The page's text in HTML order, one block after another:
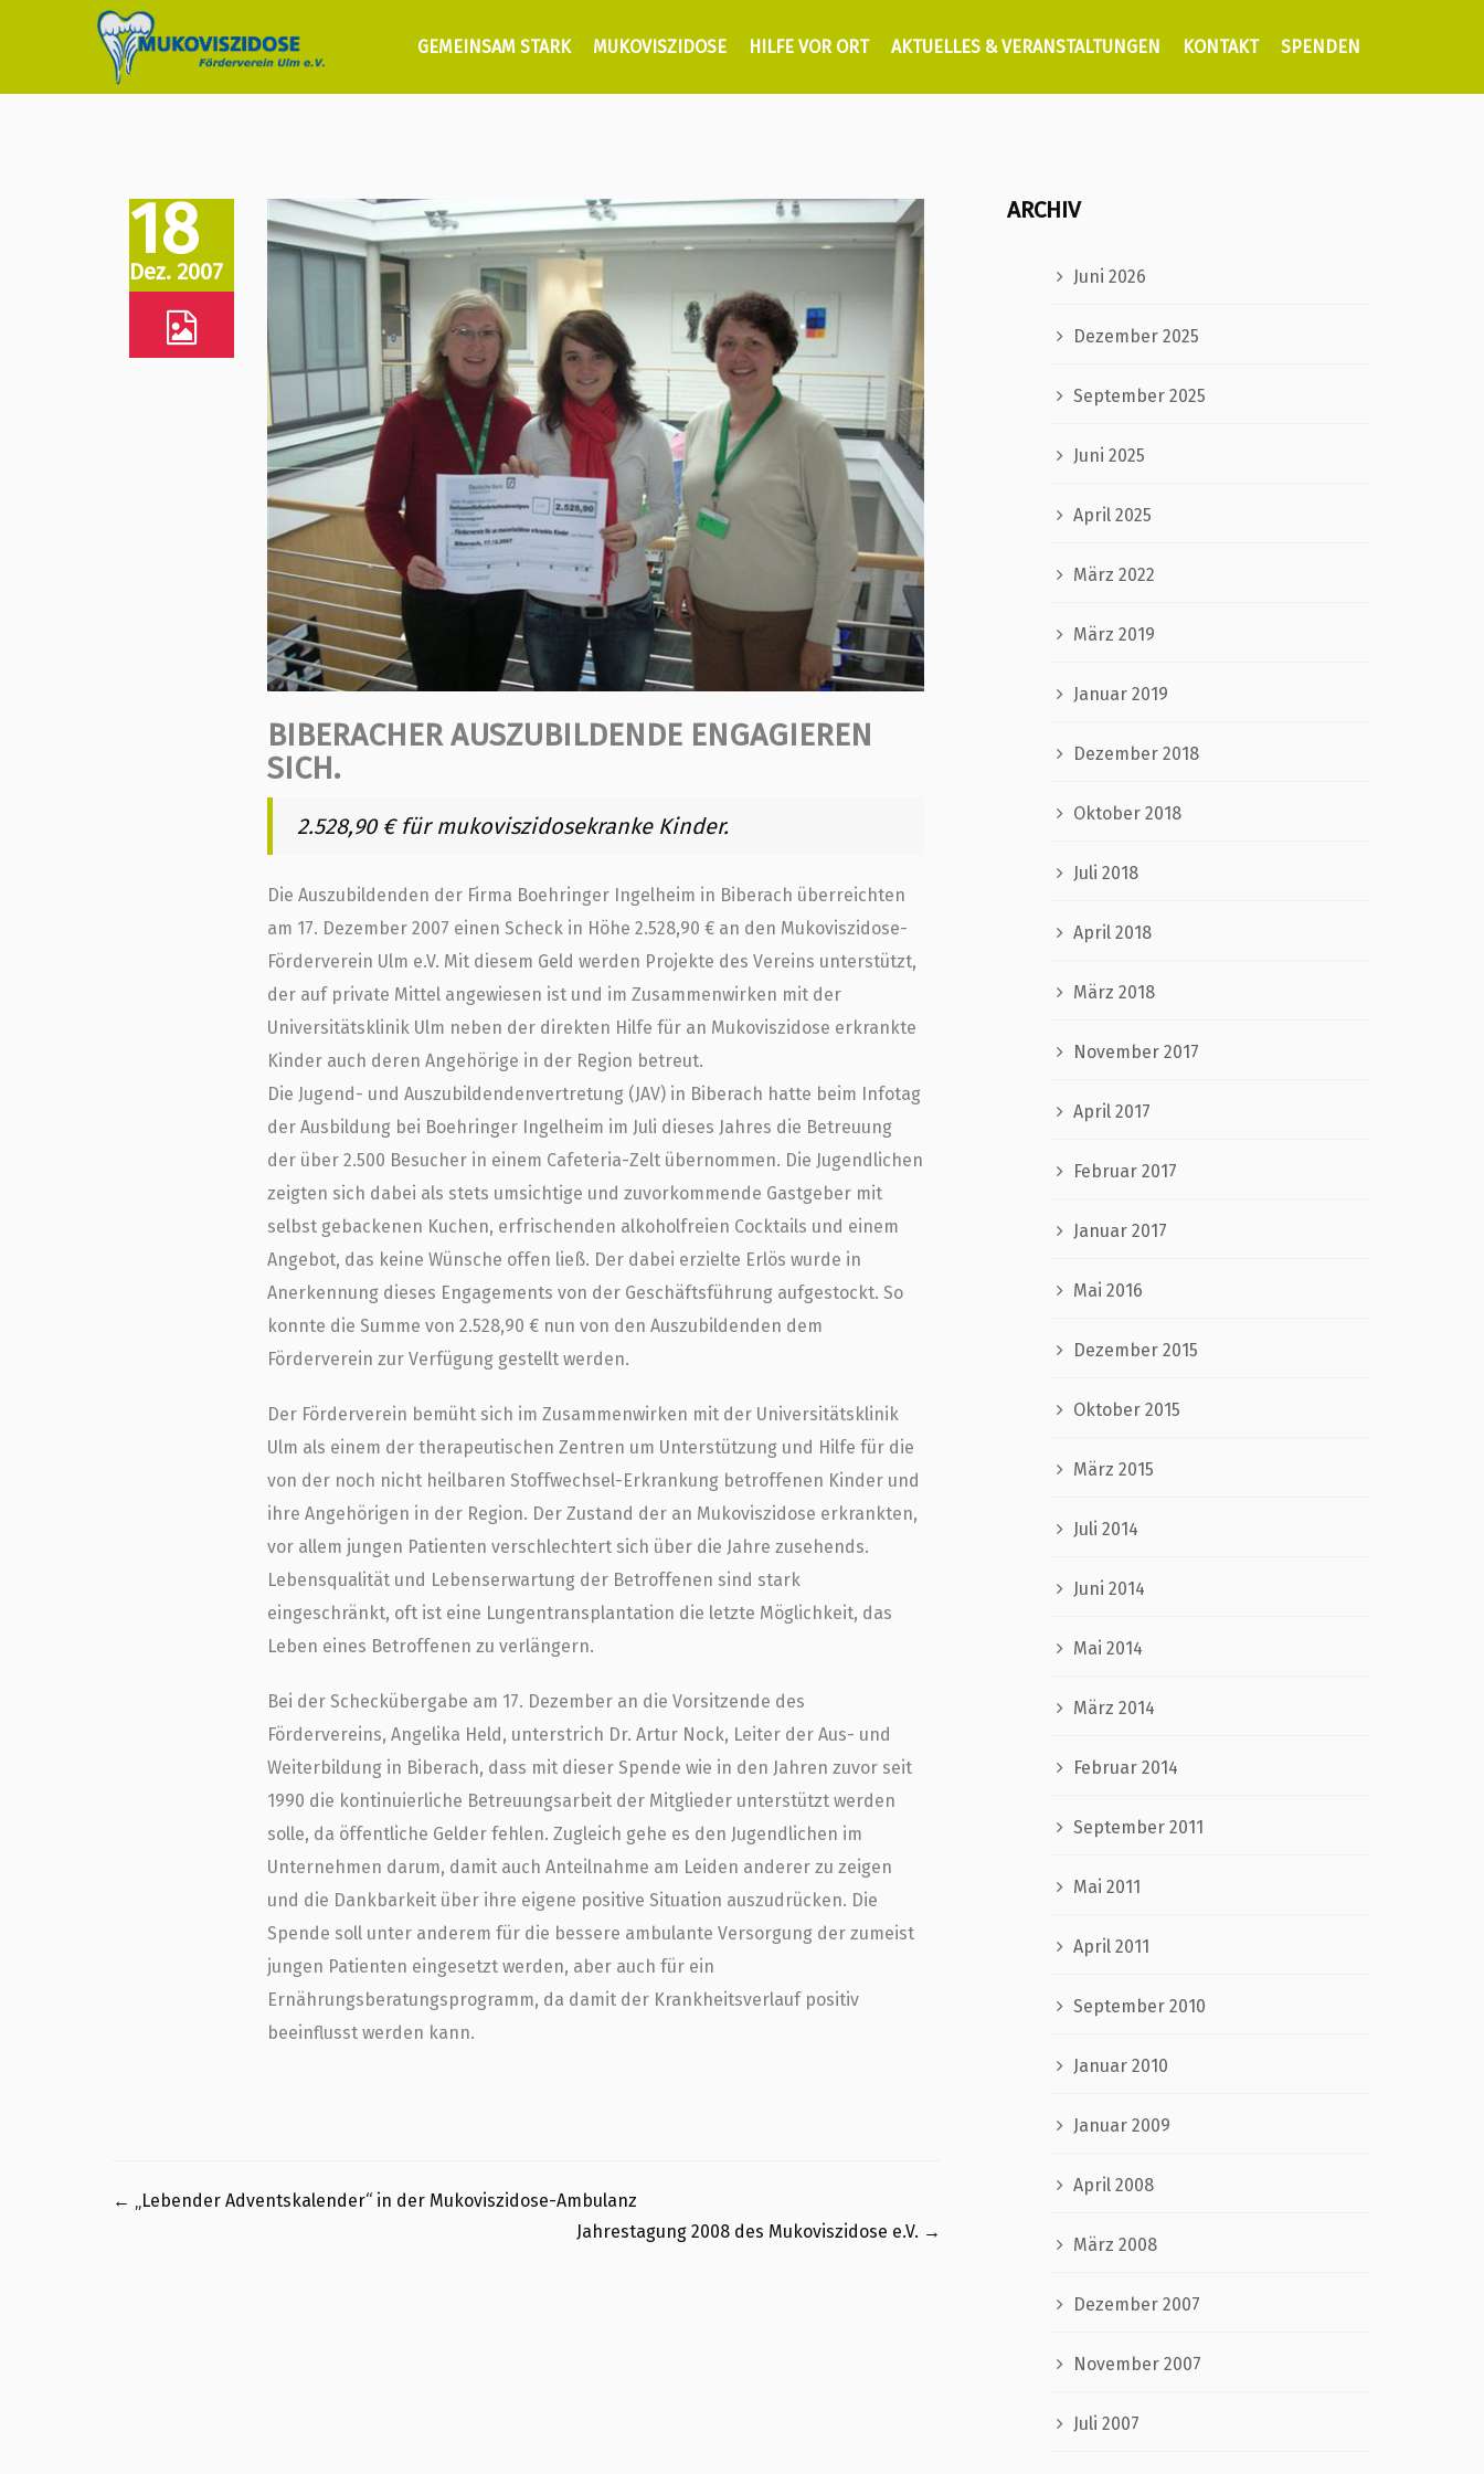
GEMEINSAM STARK MUKOVISZIDOSE HILFE VOR ORT AKTUELLES & VERANSTALTUNGEN KONTAKT SPENDEN
18
Dez. 2007
BIBERACHER AUSZUBILDENDE ENGAGIEREN
SICH.
2.528,90 € für mukoviszidosekranke Kinder.
Die Auszubildenden der Firma Boehringer Ingelheim in Biberach überreichten
am 17. Dezember 2007 einen Scheck in Höhe 2.528,90 € an den Mukoviszidose-
Förderverein Ulm e.V. Mit diesem Geld werden Projekte des Vereins unterstützt,
der auf private Mittel angewiesen ist und im Zusammenwirken mit der
Universitätsklinik Ulm neben der direkten Hilfe für an Mukoviszidose erkrankte
Kinder auch deren Angehörige in der Region betreut.
Die Jugend- und Auszubildendenvertretung (JAV) in Biberach hatte beim Infotag
der Ausbildung bei Boehringer Ingelheim im Juli dieses Jahres die Betreuung
der über 2.500 Besucher in einem Cafeteria-Zelt übernommen. Die Jugendlichen
zeigten sich dabei als stets umsichtige und zuvorkommende Gastgeber mit
selbst gebackenen Kuchen, erfrischenden alkoholfreien Cocktails und einem
Angebot, das keine Wünsche offen ließ. Der dabei erzielte Erlös wurde in
Anerkennung dieses Engagements von der Geschäftsführung aufgestockt. So
konnte die Summe von 2.528,90 € nun von den Auszubildenden dem
Förderverein zur Verfügung gestellt werden.
Der Förderverein bemüht sich im Zusammenwirken mit der Universitätsklinik
Ulm als einem der therapeutischen Zentren um Unterstützung und Hilfe für die
von der noch nicht heilbaren Stoffwechsel-Erkrankung betroffenen Kinder und
ihre Angehörigen in der Region. Der Zustand der an Mukoviszidose erkrankten,
vor allem jungen Patienten verschlechtert sich über die Jahre zusehends.
Lebensqualität und Lebenserwartung der Betroffenen sind stark
eingeschränkt, oft ist eine Lungentransplantation die letzte Möglichkeit, das
Leben eines Betroffenen zu verlängern.
Bei der Scheckübergabe am 17. Dezember an die Vorsitzende des
Fördervereins, Angelika Held, unterstrich Dr. Artur Nock, Leiter der Aus- und
Weiterbildung in Biberach, dass mit dieser Spende wie in den Jahren zuvor seit
1990 die kontinuierliche Betreuungsarbeit der Mitglieder unterstützt werden
solle, da öffentliche Gelder fehlen. Zugleich gehe es den Jugendlichen im
Unternehmen darum, damit auch Anteilnahme am Leiden anderer zu zeigen
und die Dankbarkeit über ihre eigene positive Situation auszudrücken. Die
Spende soll unter anderem für die bessere ambulante Versorgung der zumeist
jungen Patienten eingesetzt werden, aber auch für ein
Ernährungsberatungsprogramm, da damit der Krankheitsverlauf positiv
beeinflusst werden kann.
← „Lebender Adventskalender“ in der Mukoviszidose-Ambulanz
Jahrestagung 2008 des Mukoviszidose e.V. →
ARCHIV
Juni 2026
Dezember 2025
September 2025
Juni 2025
April 2025
März 2022
März 2019
Januar 2019
Dezember 2018
Oktober 2018
Juli 2018
April 2018
März 2018
November 2017
April 2017
Februar 2017
Januar 2017
Mai 2016
Dezember 2015
Oktober 2015
März 2015
Juli 2014
Juni 2014
Mai 2014
März 2014
Februar 2014
September 2011
Mai 2011
April 2011
September 2010
Januar 2010
Januar 2009
April 2008
März 2008
Dezember 2007
November 2007
Juli 2007